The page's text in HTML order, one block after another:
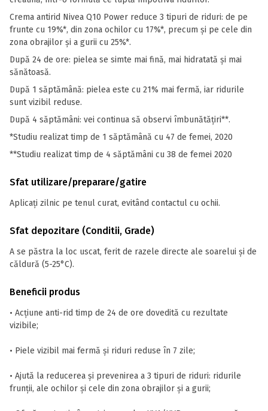
Crema antirid Nivea Q10 Power reduce 3 tipuri de riduri: de pe
frunte cu 19%*, din zona ochilor cu 17%*, precum și pe cele din
zona obrajilor și a gurii cu 25%*.
După 24 de ore: pielea se simte mai fină, mai hidratată și mai
sănătoasă.
După 1 săptămână: pielea este cu 21% mai fermă, iar ridurile
sunt vizibil reduse.
După 4 săptămâni: vei continua să observi îmbunătățiri**.
*Studiu realizat timp de 1 săptămână cu 47 de femei, 2020
**Studiu realizat timp de 4 săptămâni cu 38 de femei 2020
Sfat utilizare/preparare/gatire
Aplicați zilnic pe tenul curat, evitând contactul cu ochii.
Sfat depozitare (Conditii, Grade)
A se păstra la loc uscat, ferit de razele directe ale soarelui și de
căldură (5-25°C).
Beneficii produs
• Acțiune anti-rid timp de 24 de ore dovedită cu rezultate
vizibile;
• Piele vizibil mai fermă și riduri reduse în 7 zile;
• Ajută la reducerea și prevenirea a 3 tipuri de riduri: ridurile
frunții, ale ochilor și cele din zona obrajilor și a gurii;